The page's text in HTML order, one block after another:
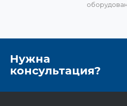
Нужна
консультация?